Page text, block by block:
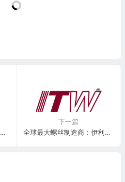
美国第二大固废处理公司：共和废品处理 Republic Services(RSG)
下一篇
全球最大螺丝制造商：伊利诺伊机械Illinois Tool Works(ITW)